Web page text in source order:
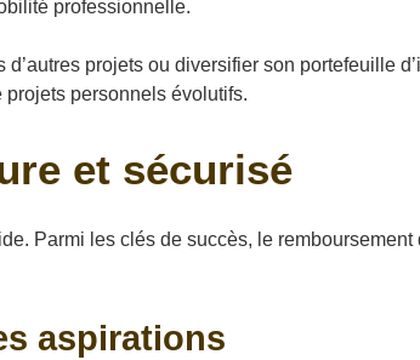
professionnelle.
projets ou diversifier son portefeuille
personnels évolutifs.
et sécurisé
Parmi les clés de succès, le
aspirations